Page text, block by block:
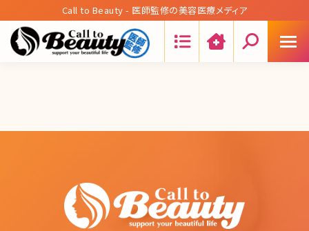
Call to Beauty - 医師監修の美容医療メディア